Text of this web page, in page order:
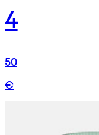
4
50
€